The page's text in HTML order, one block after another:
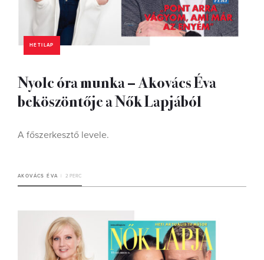
HETILAP
Nyolc óra munka – Akovács Éva
beköszöntője a Nők Lapjából
A főszerkesztő levele.
AKOVÁCS ÉVA 2 PERC